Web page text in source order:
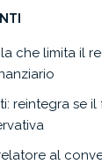
che limita il
reintegra se
al